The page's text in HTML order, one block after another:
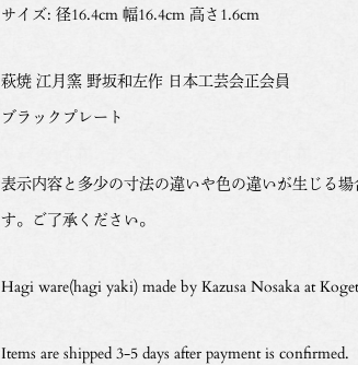
サイズ: 径16.4cm 幅16.4cm 高さ1.6cm
萩焼 江月窯 野坂和左作 日本工芸会正会員
ブラックプレート
表示内容と多少の寸法の違いや色の違いが生じる場
す。ご了承ください。
Hagi ware(hagi yaki) made by Kazusa Nosaka at
Items are shipped 3-5 days after payment is confirmed.